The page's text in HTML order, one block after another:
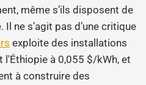
même s’ils disposent de
ne s’agit pas d’une critique
exploite des installations
l'Éthiopie à 0,055 $/kWh, et
à construire des